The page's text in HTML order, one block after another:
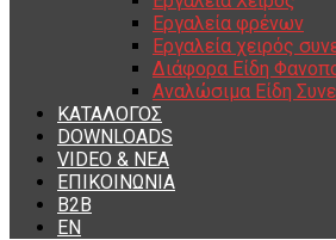
Εργαλεία φρένων
Εργαλεία χειρός
Διάφορα Είδη
Αναλώσιμα Είδη
ΚΑΤΑΛΟΓΟΣ
DOWNLOADS
VIDEO & ΝΕΑ
ΕΠΙΚΟΙΝΩΝΙΑ
B2B
ΕΝ